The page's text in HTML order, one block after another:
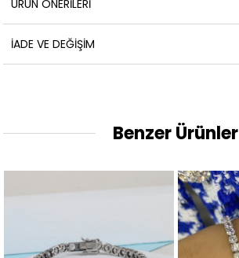
ÜRÜN ÖNERILERI
İADE VE DEĞIŞIM
Benzer Ürünler